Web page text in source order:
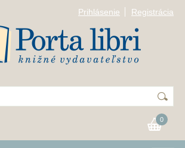
Prihlásenie Registrácia
0